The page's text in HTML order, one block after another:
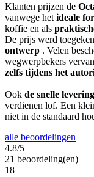
Klanten prijzen de
vanwege het ideale
koffie en als
De prijs werd
ontwerp . Velen
wegwerpbekers
zelfs tijdens het
Ook de snelle levering
verdienen lof. Een
niet in de standaard
alle beoordelingen
4.8/5
21 beoordeling(en)
18